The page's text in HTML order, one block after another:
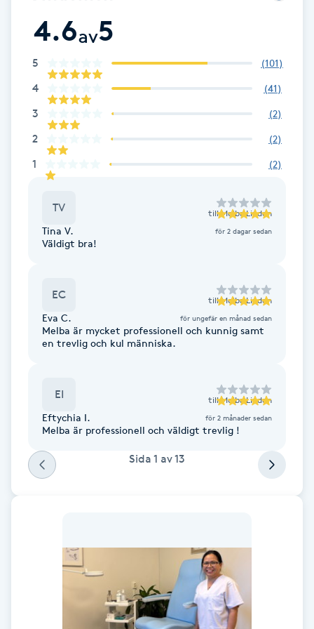
Damklippning
Dermapen
Diamantslipning
Extensions
Eyeliner-tatuering
4.6av5
5 (101)
4 (41)
3 (2)
2 (2)
1 (2)
TV till Melba Linden
Tina V. för 2 dagar sedan
Väldigt bra!
EC till Melba Linden
Eva C. för ungefär en månad sedan
Melba är mycket professionell och kunnig samt
en trevlig och kul människa.
EI till Melba Linden
Eftychia I. för 2 månader sedan
Melba är professionell och väldigt trevlig !
Sida 1 av13